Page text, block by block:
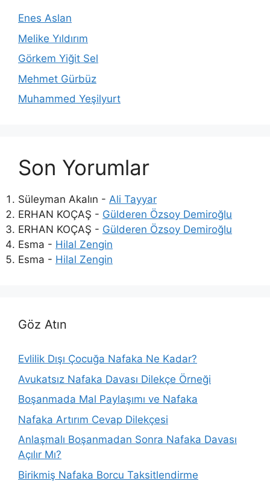
Enes Aslan
Melike Yıldırım
Görkem Yiğit Sel
Mehmet Gürbüz
Muhammed Yeşilyurt
Son Yorumlar
Süleyman Akalın - Ali Tayyar
ERHAN KOÇAŞ - Gülderen Özsoy Demiroğlu
ERHAN KOÇAŞ - Gülderen Özsoy Demiroğlu
Esma - Hilal Zengin
Esma - Hilal Zengin
Göz Atın
Evlilik Dışı Çocuğa Nafaka Ne Kadar?
Avukatsız Nafaka Davası Dilekçe Örneği
Boşanmada Mal Paylaşımı ve Nafaka
Nafaka Artırım Cevap Dilekçesi
Anlaşmalı Boşanmadan Sonra Nafaka Davası
Açılır Mı?
Birikmiş Nafaka Borcu Taksitlendirme